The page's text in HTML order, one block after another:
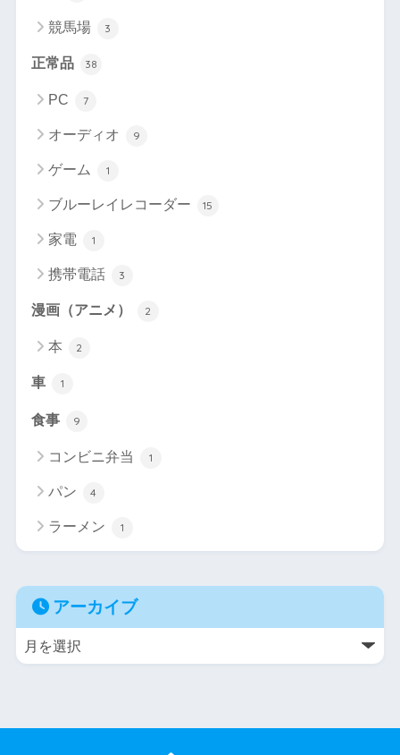
競馬場 3
正常品 38
PC 7
オーディオ 9
ゲーム 1
ブルーレイレコーダー 15
家電 1
携帯電話 3
漫画（アニメ） 2
本 2
車 1
食事 9
コンビニ弁当 1
パン 4
ラーメン 1
アーカイブ